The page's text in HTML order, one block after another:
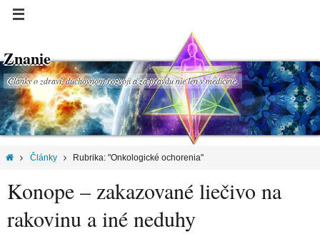
Znanie
Články o zdraví, duchovnom rozvoji a za pravdu nie len v medicíne.
Články Rubrika: "Onkologické ochorenia"
Konope – zakazované liečivo na
rakovinu a iné neduhy